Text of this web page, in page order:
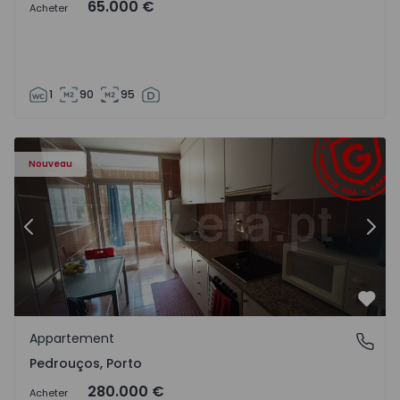
Acheter 65.000 €
1 90 95
Nouveau
Appartement T3 Maia, Pedrouços - 1575536 - 9
Précédent
Pedrouços, Porto
Appartement
Pedrouços, Porto
Acheter 280.000 €